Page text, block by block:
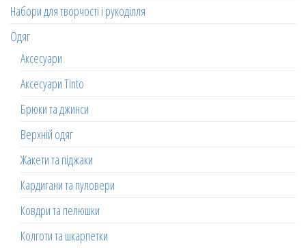
Набори для творчості і рукоділля
Одяг
Аксесуари
Аксесуари Tinto
Брюки та джинси
Верхній одяг
Жакети та піджаки
Кардигани та пуловери
Ковдри та пелюшки
Колготи та шкарпетки